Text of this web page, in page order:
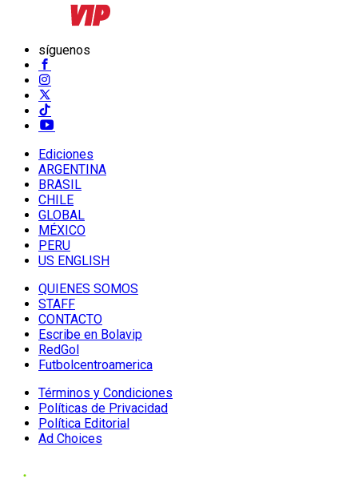
síguenos
Ediciones
ARGENTINA
BRASIL
CHILE
GLOBAL
MÉXICO
PERU
US ENGLISH
QUIENES SOMOS
STAFF
CONTACTO
Escribe en Bolavip
RedGol
Futbolcentroamerica
Términos y Condiciones
Políticas de Privacidad
Política Editorial
Ad Choices